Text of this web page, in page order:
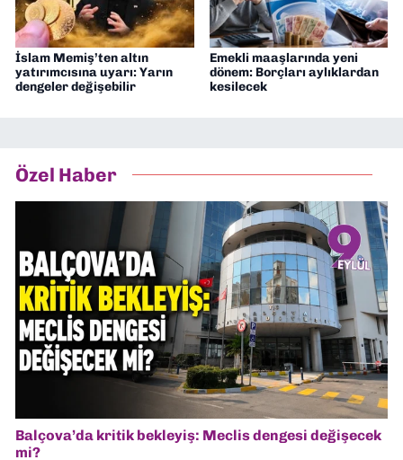
İslam Memiş’ten altın
yatırımcısına uyarı: Yarın
dengeler değişebilir
Emekli maaşlarında yeni
dönem: Borçları aylıklardan
kesilecek
Özel Haber
Balçova’da kritik bekleyiş: Meclis dengesi değişecek
mi?